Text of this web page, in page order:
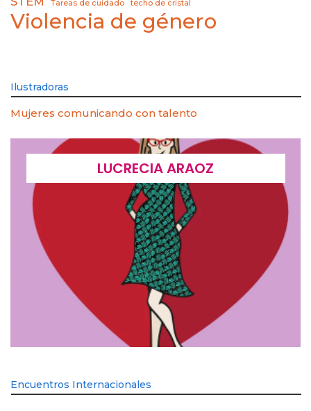
Tareas de cuidado techo de cristal
Violencia de género
Ilustradoras
Mujeres comunicando con talento
LUCRECIA ARAOZ
Encuentros Internacionales